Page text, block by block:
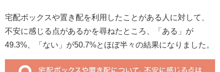
宅配ボックスや置き配を利用したことがある人に対して、
不安に感じる点があるかを尋ねたところ、「ある」が
49.3%、「ない」が50.7%とほぼ半々の結果になりました。